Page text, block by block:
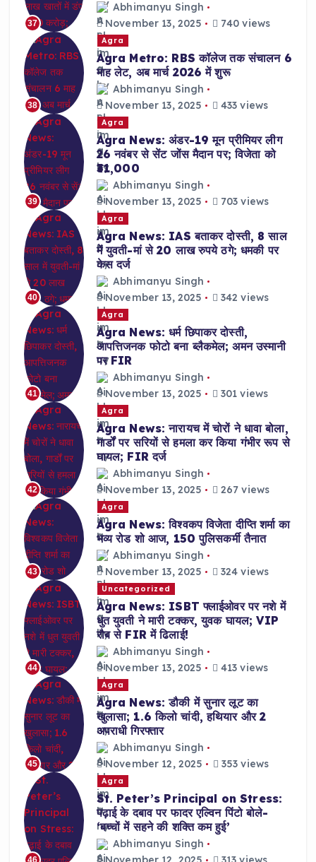
37
Abhimanyu Singh
November 13, 2025
740 views
38
Agra
Agra Metro: RBS कॉलेज तक संचालन 6
माह लेट, अब मार्च 2026 में शुरू
Abhimanyu Singh
November 13, 2025
433 views
39
Agra
Agra News: अंडर-19 मून प्रीमियर लीग
26 नवंबर से सेंट जोंस मैदान पर; विजेता को
₹31,000
Abhimanyu Singh
November 13, 2025
703 views
40
Agra
Agra News: IAS बताकर दोस्ती, 8 साल
में युवती-मां से 20 लाख रुपये ठगे; धमकी पर
केस दर्ज
Abhimanyu Singh
November 13, 2025
342 views
41
Agra
Agra News: धर्म छिपाकर दोस्ती,
आपत्तिजनक फोटो बना ब्लैकमेल; अमन उस्मानी
पर FIR
Abhimanyu Singh
November 13, 2025
301 views
42
Agra
Agra News: नारायच में चोरों ने धावा बोला,
गार्डों पर सरियों से हमला कर किया गंभीर रूप से
घायल; FIR दर्ज
Abhimanyu Singh
November 13, 2025
267 views
43
Agra
Agra News: विश्वकप विजेता दीप्ति शर्मा का
भव्य रोड शो आज, 150 पुलिसकर्मी तैनात
Abhimanyu Singh
November 13, 2025
324 views
44
Uncategorized
Agra News: ISBT फ्लाईओवर पर नशे में
धुत युवती ने मारी टक्कर, युवक घायल; VIP
रौब से FIR में ढिलाई!
Abhimanyu Singh
November 13, 2025
413 views
45
Agra
Agra News: डौकी में सुनार लूट का
खुलासा; 1.6 किलो चांदी, हथियार और 2
अपराधी गिरफ्तार
Abhimanyu Singh
November 12, 2025
353 views
Agra
St. Peter’s Principal on Stress:
पढ़ाई के दबाव पर फादर एल्विन पिंटो बोले-
‘बच्चों में सहने की शक्ति कम हुई’
Abhimanyu Singh